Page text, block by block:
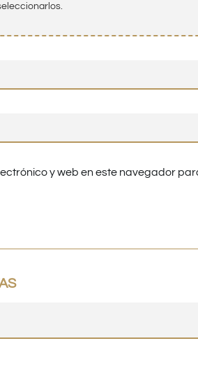
y web en este navegador